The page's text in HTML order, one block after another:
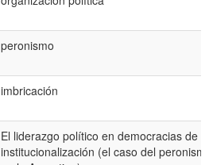
peronismo
imbricación
El liderazgo político en democracias de
institucionalización (el caso del peronismo